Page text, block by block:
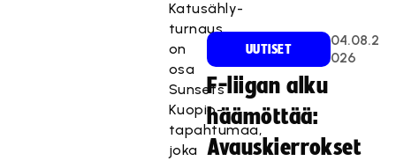
Katusähly-
turnaus
on
osa
Sunsets
Kuopio-
tapahtumaa,
joka
UUTISET
04.08.2
026
F-liigan alku
häämöttää:
Avauskierrokset